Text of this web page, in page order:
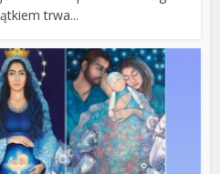
trwa...